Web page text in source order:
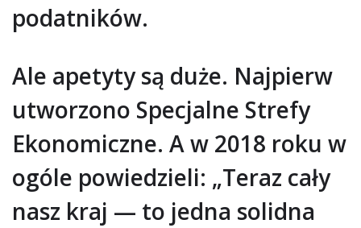
podatników.
Ale apetyty są duże. Najpierw
utworzono Specjalne Strefy
Ekonomiczne. A w 2018 roku w
ogóle powiedzieli: „Teraz cały
nasz kraj — to jedna solidna